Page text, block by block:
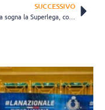
SUCCESSIVO
Ora Siena sogna la Superlega, col titolo di Reggio. Mechini conferma: “Ipotesi concreta”